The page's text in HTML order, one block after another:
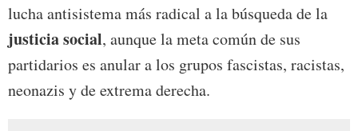
lucha antisistema más radical a la búsqueda de la
justicia social, aunque la meta común de sus
partidarios es anular a los grupos fascistas, racistas,
neonazis y de extrema derecha.